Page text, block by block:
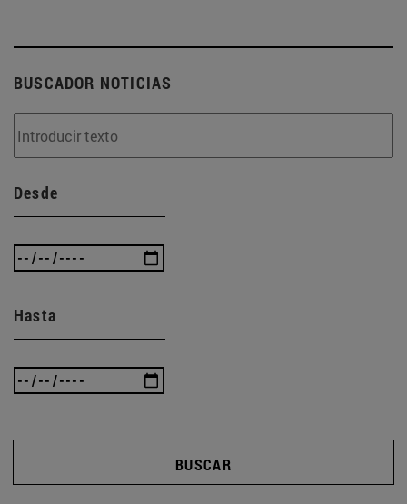
BUSCADOR NOTICIAS
Desde
Hasta
BUSCAR